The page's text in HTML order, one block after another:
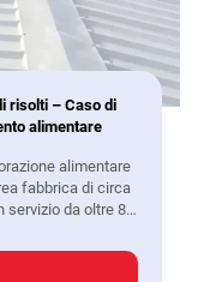
risolti – Caso di
alimentare
alimentare
fabbrica di circa
servizio da oltre 8